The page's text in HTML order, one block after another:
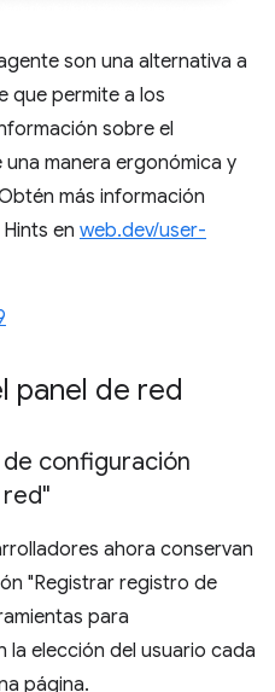
son una alternativa a
que permite a los
sobre el
manera ergonómica y
más información
en web.dev/user-
panel de red
configuración
ahora conservan
"Registrar registro de
para
elección del usuario cada
página.